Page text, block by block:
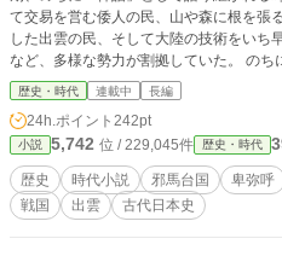
て交易を営む倭人の民、山や森に根を張
した出雲の民、そして大陸の技術をいち
など、多様な勢力が割拠していた。 のちに神々の都「高天ヶ原」とうたわれる
日高見国は、東の茨城を中心とした広大
れた大陸の技術を取り込み、他国を圧倒
一つは、東国の海岸に無尽蔵に眠る砂鉄
の武器と道具。 二つ目は、どこまでも広がる原野で独自に育て上げられた、列
島で最も頑健な「馬」の群れ、そしてそ
ある。 火山を抱く東国の大地が生み出す最高純度の鉄と、地を駆ける強靭な駿
馬。 これらはすべて日高見国が誇る独自の力であり、その力は大陸の灌漑（か
歴史・時代 連載中 長編
24h.ポイント 242pt
小説 5,742 位 / 229,045件 歴史・時代
歴史 時代小説 邪馬台国 卑弥呼
戦国
出雲 古代日本史